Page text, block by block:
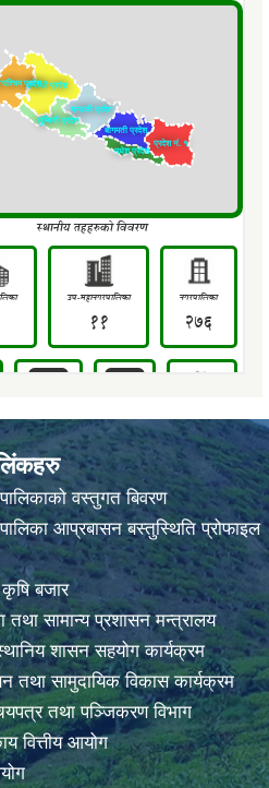
वस्तुगत बिवरण
आप्रबासन बस्तुस्थिति प्रोफाइल
बजार
तथा सामान्य प्रशासन मन्त्रालय
शासन सहयोग कार्यक्रम
तथा सामुदायिक विकास कार्यक्रम
तथा पञ्जिकरण विभाग
वित्तीय आयोग